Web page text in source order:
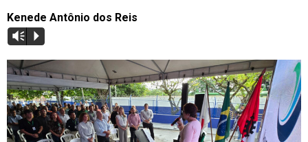
Kenede Antônio dos Reis
Vm P